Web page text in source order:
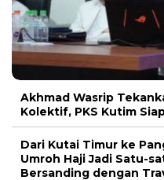
Akhmad Wasrip
Kolektif, PKS Kutim
Dari Kutai Timur ke
Umroh Haji Jadi Satu-
Bersanding dengan